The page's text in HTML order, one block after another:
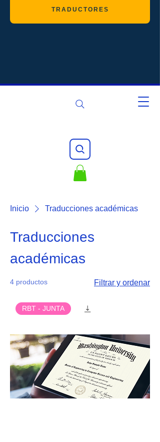
TRADUCTORES
Inicio Traducciones académicas
Traducciones
académicas
4 productos Filtrar y ordenar
RBT - JUNTA